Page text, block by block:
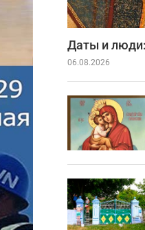
Даты и люди:
06.08.2026